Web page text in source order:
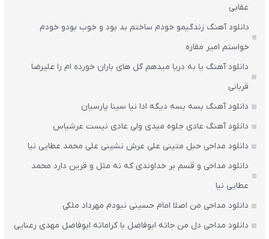
عقابی
دانلود آهنگ زندگیمو خودم ساختم بد بود و خوب بودو خودم
خواستم امیر مقاره
دانلود آهنگ یا به دریا میدهم گل های باران‌ خورده ام را علیرضا
قربانی
دانلود آهنگ بسه بسه دیگه ادا نیا سینا پارسیان
دانلود آهنگ عادی جلوه میدی ولی عادی نیست عرشیاس
دانلود مداحی حبل متینی علی عرش نشینی علی محمد عطایی نیا
دانلود مداحی و قسم بر خداوندی که نه مثل و قرین دارد محمد
عطایی نیا
دانلود مداحی من اصلا امام حسینی نبودم مهرداد ملکی
دانلود مداحی دل من جاته ابوفاضل با کراماته ابوفاضل مهدی رعنایی